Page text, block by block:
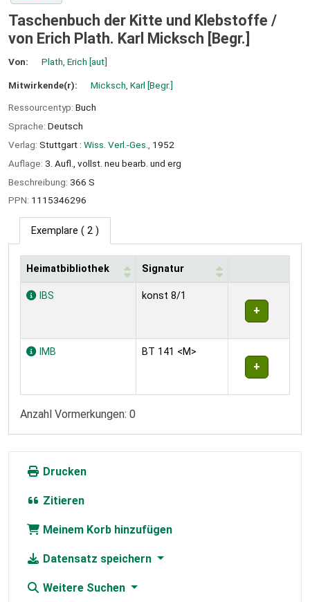
Taschenbuch der Kitte und Klebstoffe /
von Erich Plath. Karl Micksch [Begr.]
Von: Plath, Erich [aut]
Mitwirkende(r): Micksch, Karl [Begr.]
Ressourcentyp: Buch
Sprache: Deutsch
Verlag: Stuttgart : Wiss. Verl.-Ges.,
1952
Auflage: 3. Aufl., vollst. neu bearb. und erg
Beschreibung: 366 S
PPN: 1115346296
Exemplare ( 2 )
Exemplare
Heimatbibliothek Signatur
IBS konst 8/1
IMB BT 141 <M>
Anzahl Vormerkungen: 0
Drucken
Zitieren
Meinem Korb hinzufügen
Datensatz speichern
Weitere Suchen